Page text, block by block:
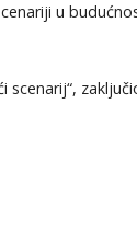
u
scenarij“,